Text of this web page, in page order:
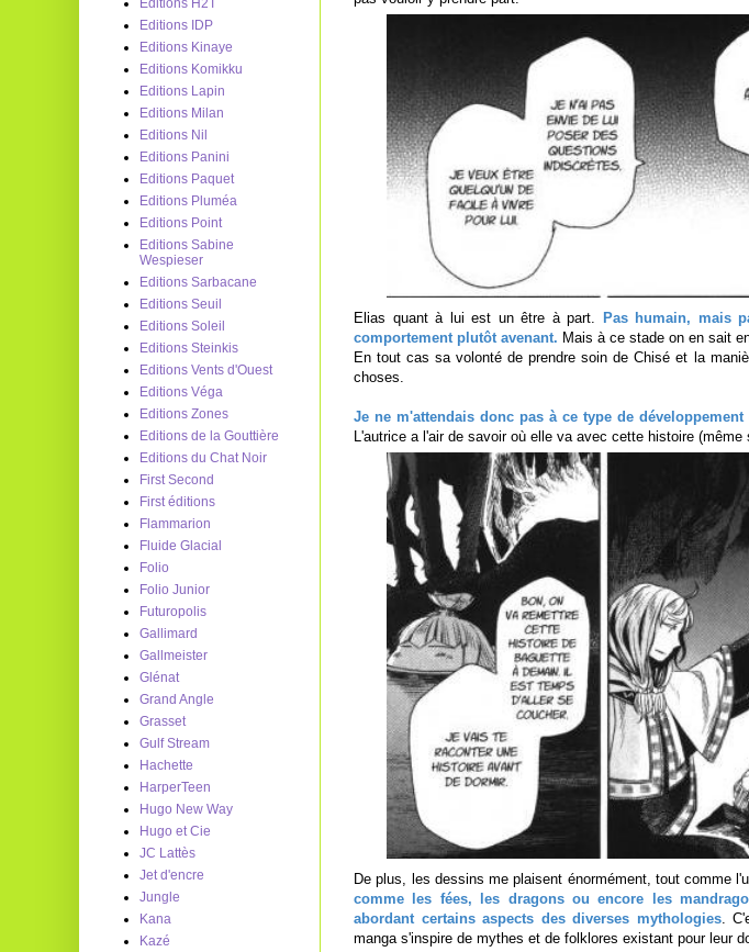
Elias quant à lui est un être à part. Pas humain, mais
comportement plutôt avenant. Mais à ce stade on en sait
En tout cas sa volonté de prendre soin de Chisé et la
choses.
Je ne m'attendais donc pas à ce type de
L'autrice a l'air de savoir où elle va avec cette histoire
De plus, les dessins me plaisent énormément, tout comme
comme les fées, les dragons ou encore les
abordant certains aspects des diverses mythologies.
manga s'inspire de mythes et de folklores existant pour leur
Editions H2T
Editions IDP
Editions Kinaye
Editions Komikku
Editions Lapin
Editions Milan
Editions Nil
Editions Panini
Editions Paquet
Editions Pluméa
Editions Point
Editions Sabine
Wespieser
Editions Sarbacane
Editions Seuil
Editions Soleil
Editions Steinkis
Editions Vents d'Ouest
Editions Véga
Editions Zones
Editions de la Gouttière
Editions du Chat Noir
First Second
First éditions
Flammarion
Fluide Glacial
Folio
Folio Junior
Futuropolis
Gallimard
Gallmeister
Glénat
Grand Angle
Grasset
Gulf Stream
Hachette
HarperTeen
Hugo New Way
Hugo et Cie
JC Lattès
Jet d'encre
Jungle
Kana
Kazé